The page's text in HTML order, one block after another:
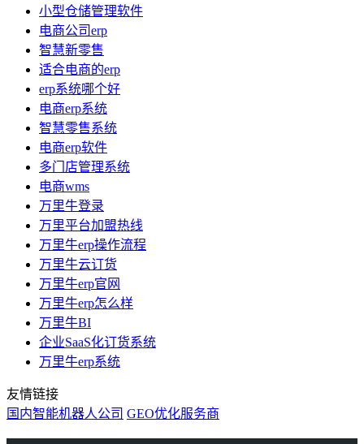
小型仓储管理软件
电商公司erp
智慧新零售
适合电商的erp
erp系统哪个好
电商erp系统
智慧零售系统
电商erp软件
多门店管理系统
电商wms
万里牛登录
万里平台加盟热线
万里牛erp操作流程
万里牛云订货
万里牛erp官网
万里牛erp怎么样
万里牛BI
企业SaaS化订货系统
万里牛erp系统
友情链接
国内智能机器人公司 GEO优化服务商